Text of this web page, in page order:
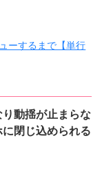
ーするまで【単行
動揺が止まらな
閉じ込められる